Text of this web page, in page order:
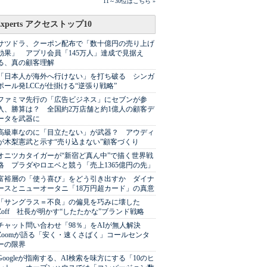
アクセストップ10
ツドラ、クーポン配布で「数十億円の売り上げ
果」 アプリ会員「145万人」達成で見据え
、真の顧客理解
日本人が海外へ行けない」を打ち破る シンガ
ール発LCCが仕掛ける“逆張り戦略”
ァミマ先行の「広告ビジネス」にセブンが参
、勝算は？ 全国約2万店舗と約1億人の顧客デ
タを武器に
級車なのに「目立たない」が武器？ アウディ
木梨憲武と示す“売り込まない”顧客づくり
ニツカタイガーが“新宿ど真ん中”で描く世界戦
プラダやロエベと競う「売上1365億円の先」
裕層の「使う喜び」をどう引き出すか ダイナ
スとニューオータニ「18万円超カード」の真意
サングラス＝不良」の偏見を巧みに壊した
社長が明かす“したたかな”ブランド戦略
ャット問い合わせ「98％」をAIが無人解決
が語る「安く・速くさばく」コールセンタ
の限界
が指南する、AI検索を味方にする「10のヒ